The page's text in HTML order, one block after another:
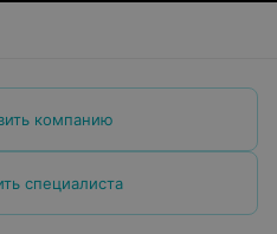
компанию
специалиста